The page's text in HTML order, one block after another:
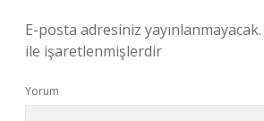
E-posta adresiniz yayınlanmayacak.
ile işaretlenmişlerdir
Yorum